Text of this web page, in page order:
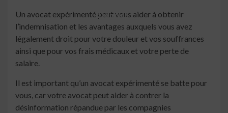
2 min read
Un avocat expérimenté peut vous aider à obtenir
l’indemnisation et les avantages auxquels vous avez
légalement droit pour votre douleur et vos souffrances
ainsi que pour vos frais médicaux et votre perte de
salaire.
Il est important qu’un avocat expérimenté se batte pour
vous, car votre avocat peut aider à contrer la
désinformation répandue par les compagnies